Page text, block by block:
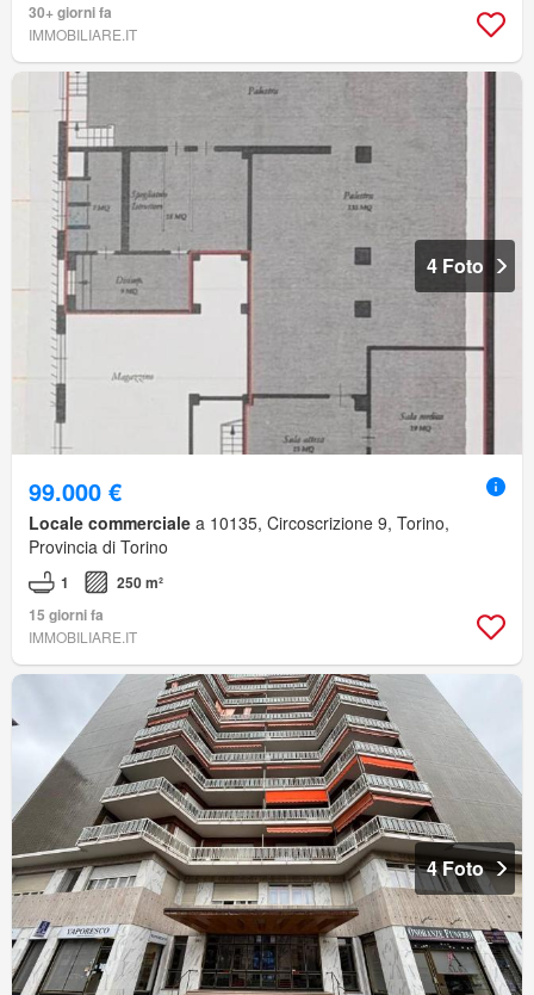
30+ giorni fa
IMMOBILIARE.IT
4 Foto
99.000 €
Locale commerciale a 10135, Circoscrizione 9, Torino,
Provincia di Torino
1
250 m²
15 giorni fa
IMMOBILIARE.IT
4 Foto